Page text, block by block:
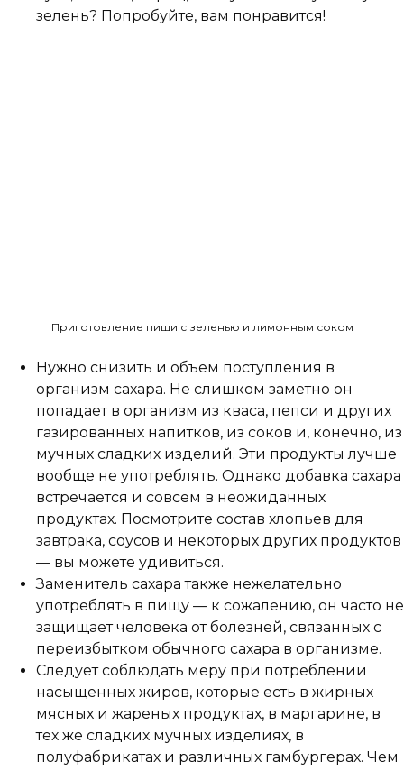
зелень? Попробуйте, вам понравится!
Приготовление пищи с зеленью и лимонным соком
Нужно снизить и объем поступления в
организм сахара. Не слишком заметно он
попадает в организм из кваса, пепси и других
газированных напитков, из соков и, конечно, из
мучных сладких изделий. Эти продукты лучше
вообще не употреблять. Однако добавка сахара
встречается и совсем в неожиданных
продуктах. Посмотрите состав хлопьев для
завтрака, соусов и некоторых других продуктов
— вы можете удивиться.
Заменитель сахара также нежелательно
употреблять в пищу — к сожалению, он часто не
защищает человека от болезней, связанных с
переизбытком обычного сахара в организме.
Следует соблюдать меру при потреблении
насыщенных жиров, которые есть в жирных
мясных и жареных продуктах, в маргарине, в
тех же сладких мучных изделиях, в
полуфабрикатах и различных гамбургерах. Чем